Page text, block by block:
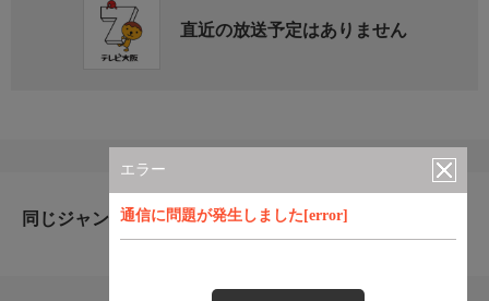
エラー
通信に問題が発生しました[error]
直近の放送予定はありません
同じジャンルのおすすめ番組